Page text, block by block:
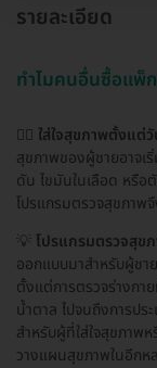
รายละเอียด
ทำไมคนอื่นซื้อแพ็
🧑‍⚕️ ใส่ใจสุขภาพตั้งแต่
สุขภาพของผู้ชายอาจเ
ดัน ไขมันในเลือด หรือ
โปรแกรมตรวจสุขภาพ
💡 โปรแกรมตรวจสุข
ออกแบบมาสำหรับผู้ชา
ตั้งแต่การตรวจร่างกาย
น้ำตาล ไปจนถึงการปร
สำหรับผู้ที่ใส่ใจสุขภาพ
วางแผนสุขภาพในอีกห